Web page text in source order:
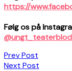
https://
Følg os på
@ungt_teaterblod
Prev Post
Next Post